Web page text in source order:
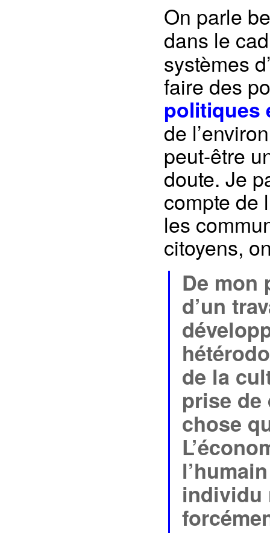
On parle
dans le
systèmes
faire des
politiques
de
peut-être
doute. Je
compte de
les
citoyens,
De mon
d’un
de la
prise
chose
individu